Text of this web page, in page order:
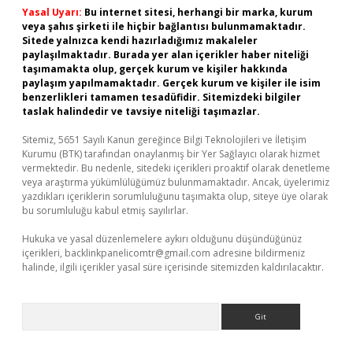
Yasal Uyarı: Bu internet sitesi, herhangi bir marka, kurum
veya şahıs şirketi ile hiçbir bağlantısı bulunmamaktadır.
Sitede yalnızca kendi hazırladığımız makaleler
paylaşılmaktadır. Burada yer alan içerikler haber niteliği
taşımamakta olup, gerçek kurum ve kişiler hakkında
paylaşım yapılmamaktadır. Gerçek kurum ve kişiler ile isim
benzerlikleri tamamen tesadüfidir. Sitemizdeki bilgiler
taslak halindedir ve tavsiye niteliği taşımazlar.
Sitemiz, 5651 Sayılı Kanun gereğince Bilgi Teknolojileri ve İletişim
Kurumu (BTK) tarafından onaylanmış bir Yer Sağlayıcı olarak hizmet
vermektedir. Bu nedenle, sitedeki içerikleri proaktif olarak denetleme
veya araştırma yükümlülüğümüz bulunmamaktadır. Ancak, üyelerimiz
yazdıkları içeriklerin sorumluluğunu taşımakta olup, siteye üye olarak
bu sorumluluğu kabul etmiş sayılırlar.
Hukuka ve yasal düzenlemelere aykırı olduğunu düşündüğünüz
içerikleri, backlinkpanelicomtr@gmail.com adresine bildirmeniz
halinde, ilgili içerikler yasal süre içerisinde sitemizden kaldırılacaktır.